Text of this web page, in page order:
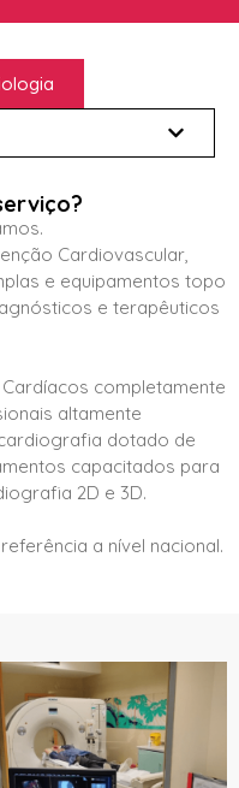
Cardiovascular,
e equipamentos topo
e terapêuticos
completamente
altamente
dotado de
capacitados para
2D e 3D.
a nível nacional.